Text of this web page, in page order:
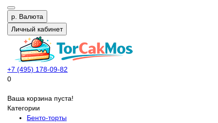
р. Валюта
Личный кабинет
+7 (495) 178-09-82
0
Ваша корзина пуста!
Категории
Бенто-торты